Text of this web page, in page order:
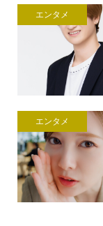
エンタメ
エンタメ